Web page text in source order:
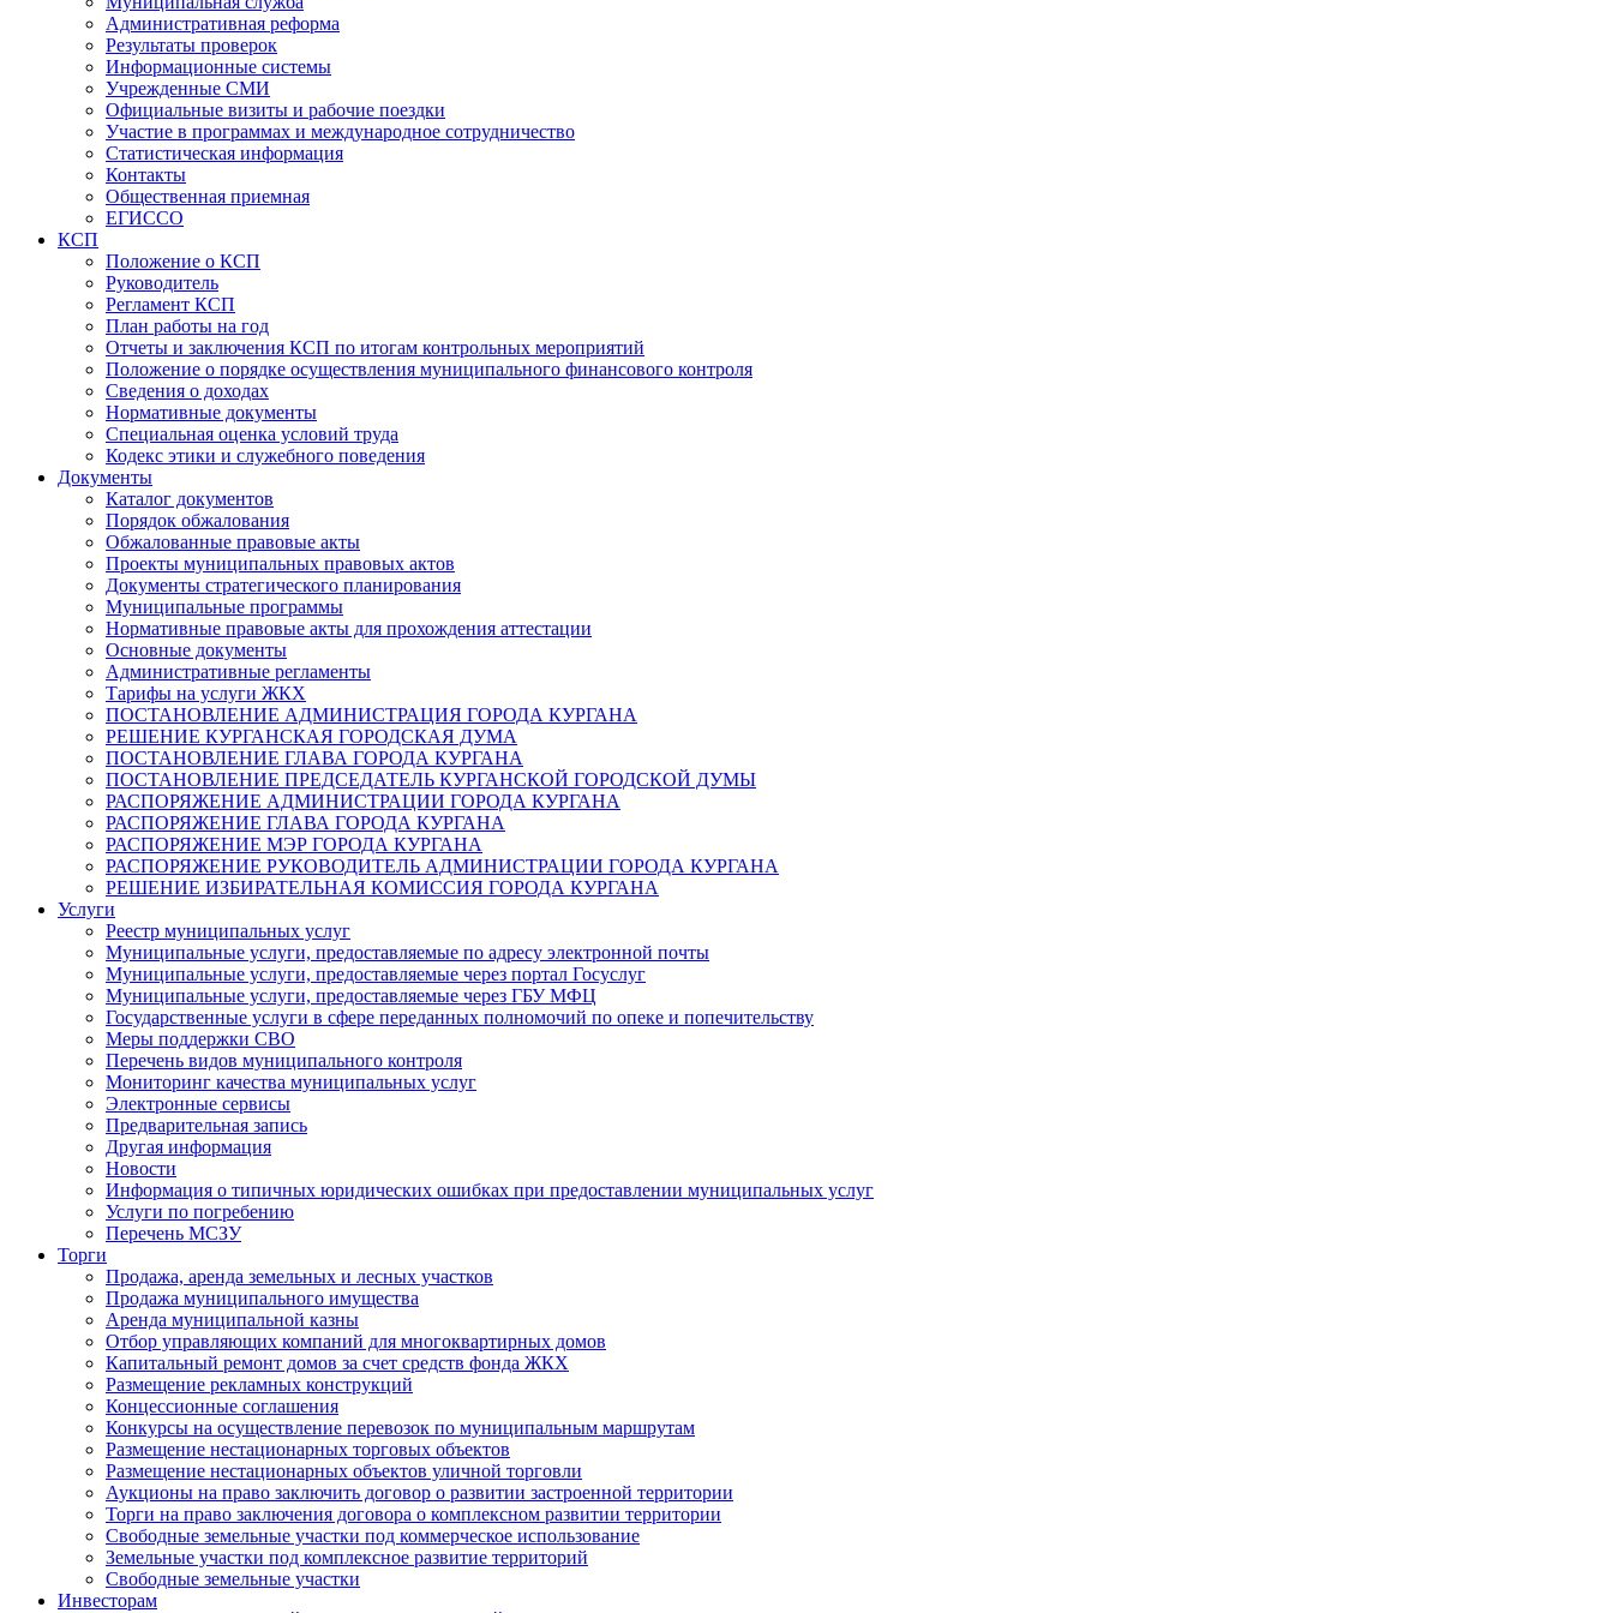
Административная реформа
Результаты проверок
Информационные системы
Учрежденные СМИ
Официальные визиты и рабочие поездки
Участие в программах и международное сотрудничество
Статистическая информация
Контакты
Общественная приемная
ЕГИССО
КСП
Положение о КСП
Руководитель
Регламент КСП
План работы на год
Отчеты и заключения КСП по итогам контрольных мероприятий
Положение о порядке осуществления муниципального финансового контроля
Сведения о доходах
Нормативные документы
Специальная оценка условий труда
Кодекс этики и служебного поведения
Документы
Каталог документов
Порядок обжалования
Обжалованные правовые акты
Проекты муниципальных правовых актов
Документы стратегического планирования
Муниципальные программы
Нормативные правовые акты для прохождения аттестации
Основные документы
Административные регламенты
Тарифы на услуги ЖКХ
ПОСТАНОВЛЕНИЕ АДМИНИСТРАЦИЯ ГОРОДА КУРГАНА
РЕШЕНИЕ КУРГАНСКАЯ ГОРОДСКАЯ ДУМА
ПОСТАНОВЛЕНИЕ ГЛАВА ГОРОДА КУРГАНА
ПОСТАНОВЛЕНИЕ ПРЕДСЕДАТЕЛЬ КУРГАНСКОЙ ГОРОДСКОЙ ДУМЫ
РАСПОРЯЖЕНИЕ АДМИНИСТРАЦИИ ГОРОДА КУРГАНА
РАСПОРЯЖЕНИЕ ГЛАВА ГОРОДА КУРГАНА
РАСПОРЯЖЕНИЕ МЭР ГОРОДА КУРГАНА
РАСПОРЯЖЕНИЕ РУКОВОДИТЕЛЬ АДМИНИСТРАЦИИ ГОРОДА КУРГАНА
РЕШЕНИЕ ИЗБИРАТЕЛЬНАЯ КОМИССИЯ ГОРОДА КУРГАНА
Услуги
Реестр муниципальных услуг
Муниципальные услуги, предоставляемые по адресу электронной почты
Муниципальные услуги, предоставляемые через портал Госуслуг
Муниципальные услуги, предоставляемые через ГБУ МФЦ
Государственные услуги в сфере переданных полномочий по опеке и попечительству
Меры поддержки СВО
Перечень видов муниципального контроля
Мониторинг качества муниципальных услуг
Электронные сервисы
Предварительная запись
Другая информация
Новости
Информация о типичных юридических ошибках при предоставлении муниципальных услуг
Услуги по погребению
Перечень МСЗУ
Торги
Продажа, аренда земельных и лесных участков
Продажа муниципального имущества
Аренда муниципальной казны
Отбор управляющих компаний для многоквартирных домов
Капитальный ремонт домов за счет средств фонда ЖКХ
Размещение рекламных конструкций
Концессионные соглашения
Конкурсы на осуществление перевозок по муниципальным маршрутам
Размещение нестационарных торговых объектов
Размещение нестационарных объектов уличной торговли
Аукционы на право заключить договор о развитии застроенной территории
Торги на право заключения договора о комплексном развитии территории
Свободные земельные участки под коммерческое использование
Земельные участки под комплексное развитие территорий
Свободные земельные участки
Инвесторам